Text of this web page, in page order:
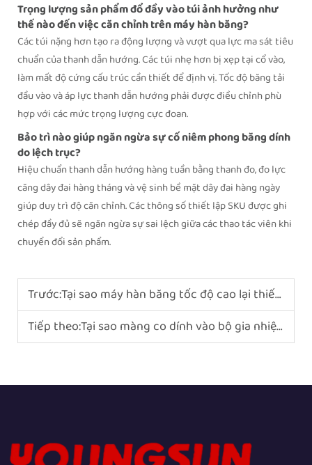
Trọng lượng sản phẩm đổ đầy vào túi ảnh hưởng như
thế nào đến việc căn chỉnh trên máy hàn băng?
Các túi nặng hơn tạo ra động lượng và vượt qua lực ma sát tiêu
chuẩn của thanh dẫn hướng. Các túi nhẹ hơn bị xẹp tại cổ vào,
làm mất độ cứng cấu trúc cần thiết để định vị. Tốc độ băng tải
đầu vào và áp lực thanh dẫn hướng phải được điều chỉnh phù
hợp với các mức trọng lượng cực đoan.
Bảo trì nào giúp ngăn ngừa sự cố niêm phong băng dính
do lệch trục?
Hiệu chuẩn thanh dẫn hướng hàng tuần bằng thanh đo, đo lực
căng dây đai hàng tháng và vệ sinh bề mặt dây đai hàng ngày
giúp duy trì độ căn chỉnh. Các thông số thiết lập SKU được ghi
chép đầy đủ sẽ ngăn ngừa sự sai lệch giữa các thao tác viên khi
chuyển đổi sản phẩm.
Trước:Tại sao máy hàn băng tốc độ cao lại thiết yếu đối với các nhà rang xay cà phê?
Tiếp theo:Tại sao màng co dính vào bộ gia nhiệt dạng đường hầm?